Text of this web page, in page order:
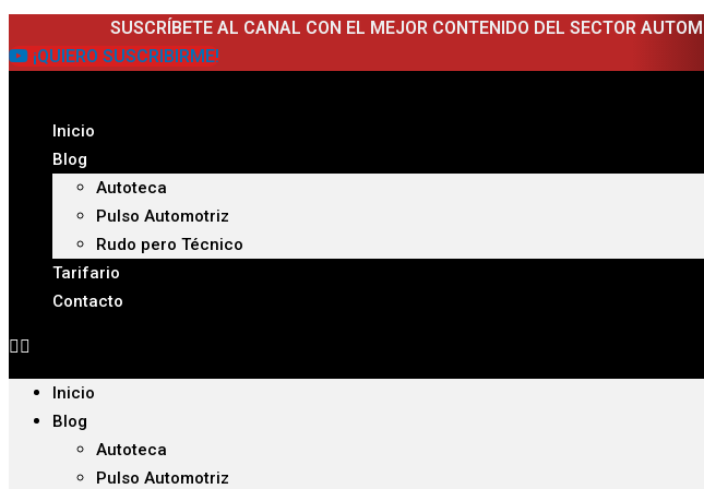
Ir
al
contenido
SUSCRÍBETE AL CANAL CON EL MEJOR CONTENIDO DEL SECTOR
¡QUIERO SUSCRIBIRME!
Inicio
Blog
Autoteca
Pulso Automotriz
Rudo pero Técnico
Tarifario
Contacto
Inicio
Blog
Autoteca
Pulso Automotriz